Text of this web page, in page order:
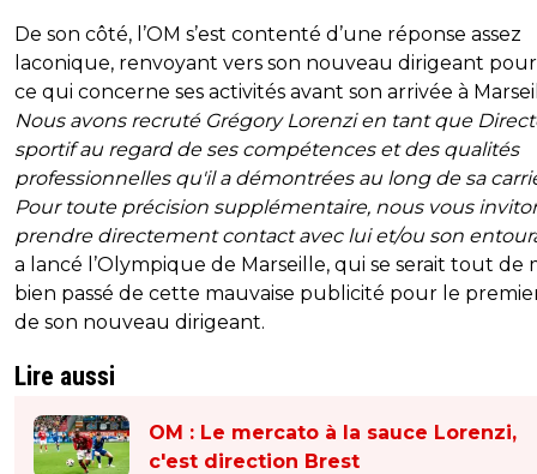
De son côté, l’OM s’est contenté d’une réponse assez
laconique, renvoyant vers son nouveau dirigeant
ce qui concerne ses activités avant son arrivée à
Nous avons recruté Grégory Lorenzi en tant que
sportif au regard de ses compétences et des qualités
professionnelles qu'il a démontrées au long de sa
Pour toute précision supplémentaire, nous vous
prendre directement contact avec lui et/ou son
a lancé l’Olympique de Marseille, qui se serait tout de
bien passé de cette mauvaise publicité pour le
de son nouveau dirigeant.
Lire aussi
OM : Le mercato à la sauce Lorenzi,
c'est direction Brest